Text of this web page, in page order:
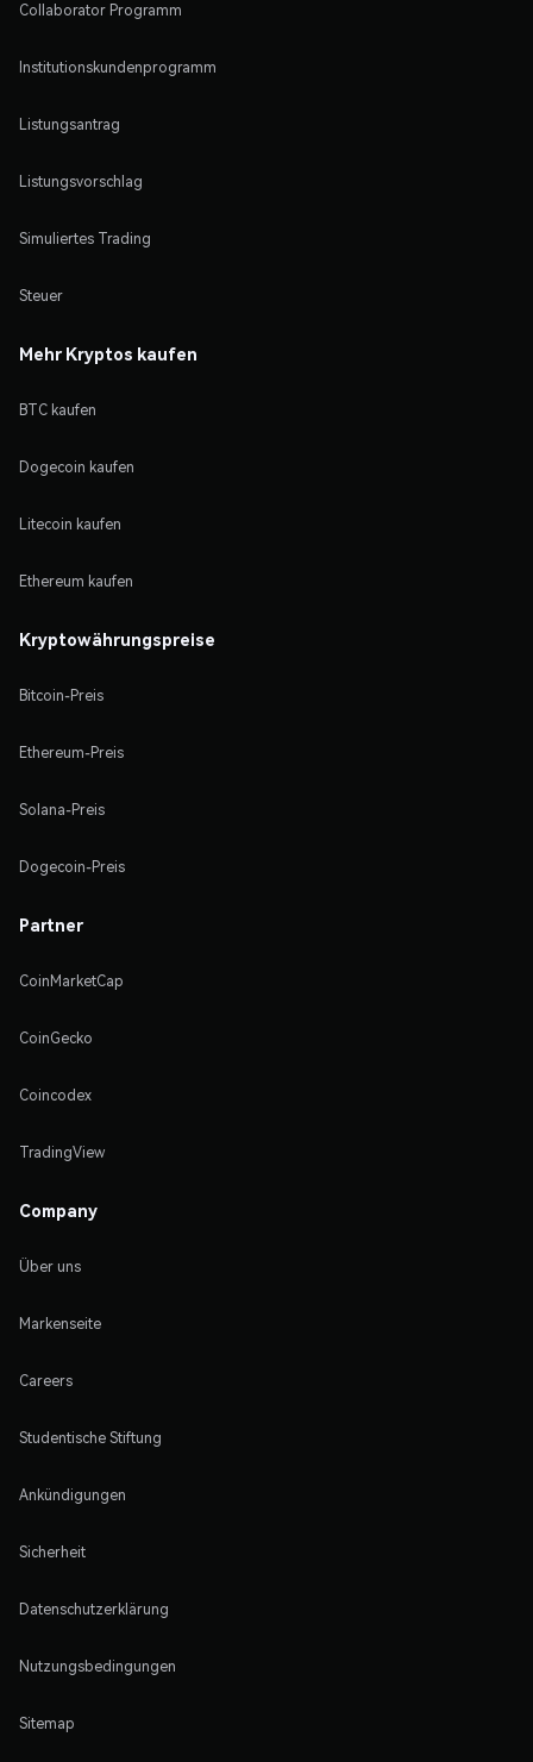
Collaborator Programm
Institutionskundenprogramm
Listungsantrag
Listungsvorschlag
Simuliertes Trading
Steuer
Mehr Kryptos kaufen
BTC kaufen
Dogecoin kaufen
Litecoin kaufen
Ethereum kaufen
Kryptowährungspreise
Bitcoin-Preis
Ethereum-Preis
Solana-Preis
Dogecoin-Preis
Partner
CoinMarketCap
CoinGecko
Coincodex
TradingView
Company
Über uns
Markenseite
Careers
Studentische Stiftung
Ankündigungen
Sicherheit
Datenschutzerklärung
Nutzungsbedingungen
Sitemap